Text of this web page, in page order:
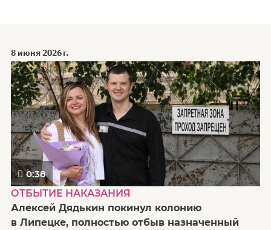
8 июня 2026 г.
0:38
ОТБЫТИЕ НАКАЗАНИЯ
Алексей Дядькин покинул колонию
в Липецке, полностью отбыв назначенный